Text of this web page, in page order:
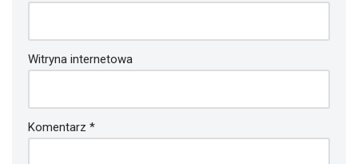
Witryna internetowa
Komentarz *